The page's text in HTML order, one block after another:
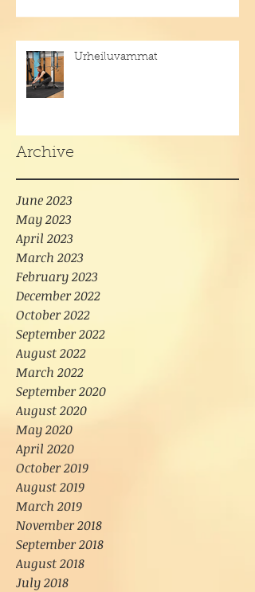
Urheiluvammat
Archive
June 2023
May 2023
April 2023
March 2023
February 2023
December 2022
October 2022
September 2022
August 2022
March 2022
September 2020
August 2020
May 2020
April 2020
October 2019
August 2019
March 2019
November 2018
September 2018
August 2018
July 2018